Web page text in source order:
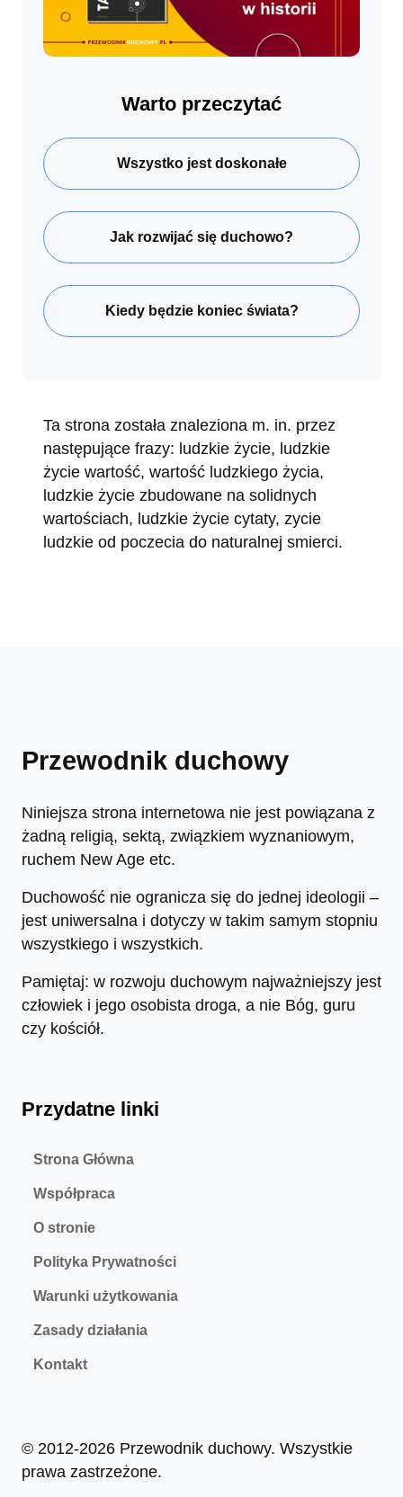
Warto przeczytać
Wszystko jest doskonałe
Jak rozwijać się duchowo?
Kiedy będzie koniec świata?
Ta strona została znaleziona m. in. przez
następujące frazy: ludzkie życie, ludzkie
życie wartość, wartość ludzkiego życia,
ludzkie życie zbudowane na solidnych
wartościach, ludzkie życie cytaty, zycie
ludzkie od poczecia do naturalnej smierci.
Przewodnik duchowy
Niniejsza strona internetowa nie jest powiązana z
żadną religią, sektą, związkiem wyznaniowym,
ruchem New Age etc.
Duchowość nie ogranicza się do jednej ideologii –
jest uniwersalna i dotyczy w takim samym stopniu
wszystkiego i wszystkich.
Pamiętaj: w rozwoju duchowym najważniejszy jest
człowiek i jego osobista droga, a nie Bóg, guru
czy kościół.
Przydatne linki
Strona Główna
Współpraca
O stronie
Polityka Prywatności
Warunki użytkowania
Zasady działania
Kontakt
© 2012-2026 Przewodnik duchowy. Wszystkie
prawa zastrzeżone.